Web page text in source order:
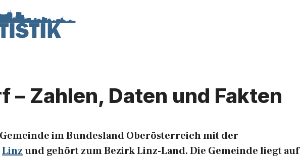
– Zahlen, Daten und Fakten
im Bundesland Oberösterreich mit der
Linzund gehört zum Bezirk Linz-Land. Die Gemeinde liegt auf